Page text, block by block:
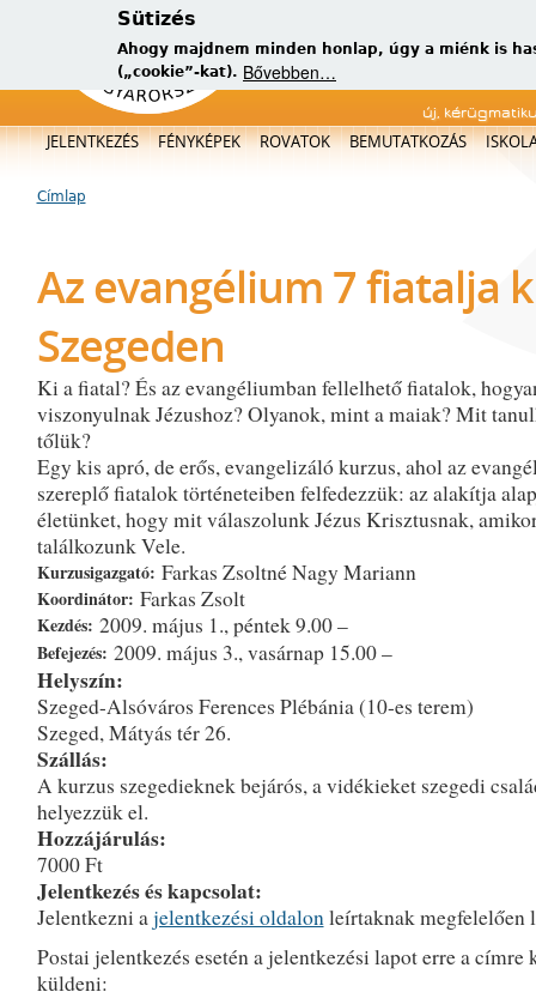
Sütizés
Ahogy majdnem minden honlap, úgy a miénk is
(„cookie”-kat). Bővebben…
új,
Főmenü
JELENTKEZÉS FÉNYKÉPEK ROVATOK BEMUTATKOZÁS
Jelenlegi hely
Címlap
Az evangélium 7 fiatalja
Szegeden
Ki a fiatal? És az evangéliumban fellelhető fiatalok,
viszonyulnak Jézushoz? Olyanok, mint a maiak? Mit
tőlük?
Egy kis apró, de erős, evangelizáló kurzus, ahol az
szereplő fiatalok történeteiben felfedezzük: az alakítja
életünket, hogy mit válaszolunk Jézus Krisztusnak,
találkozunk Vele.
Kurzusigazgató: Farkas Zsoltné Nagy Mariann
Koordinátor: Farkas Zsolt
Kezdés: 2009. május 1., péntek 9.00 –
Befejezés: 2009. május 3., vasárnap 15.00 –
Helyszín:
Szeged-Alsóváros Ferences Plébánia (10-es terem)
Szeged, Mátyás tér 26.
Szállás:
A kurzus szegedieknek bejárós, a vidékieket szegedi
helyezzük el.
Hozzájárulás:
7000 Ft
Jelentkezés és kapcsolat:
Jelentkezni ajelentkezési oldalonleírtaknak megfelelően
Postai jelentkezés esetén a jelentkezési lapot erre a címre
küldeni: